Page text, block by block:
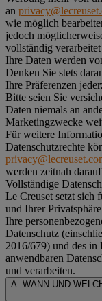
an
wie möglich
jedoch
vollständig
Ihre Daten werden
Denken Sie stets
Ihre Präferenzen
Bitte seien Sie
Daten niemals an
Marketingzwecke
Für weitere
Datenschutzrechte
werden zeitnah
Vollständige
Le Creuset setzt sich
und Ihrer
Ihre
Datenschutz
2016/679) und des in
anwendbaren
und verarbeiten.
A. WANN UND